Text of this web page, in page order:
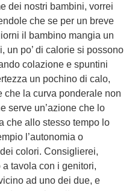
dei nostri bambini, vorrei
che se per un breve
il bambino mangia un
un po’ di calorie si possono
colazione e spuntini
un pochino di calo,
che la curva ponderale non
serve un’azione che lo
che allo stesso tempo lo
l’autonomia o
colori. Consiglierei,
tavola con i genitori,
ad uno dei due, e